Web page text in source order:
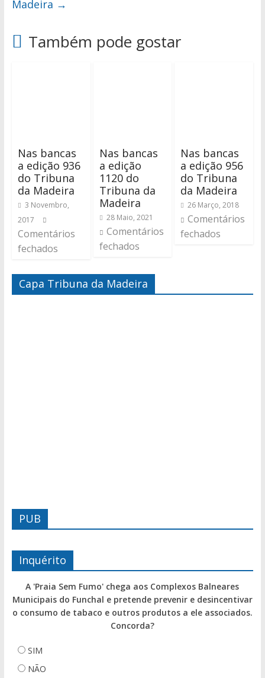
Madeira →
Também pode gostar
Nas bancas
a edição 936
do Tribuna
da Madeira
3 Novembro,
2017
Comentários
fechados
Nas bancas
a edição
1120 do
Tribuna da
Madeira
28 Maio, 2021
Comentários
fechados
Nas bancas
a edição 956
do Tribuna
da Madeira
26 Março, 2018
Comentários
fechados
Capa Tribuna da Madeira
PUB
Inquérito
A 'Praia Sem Fumo' chega aos Complexos Balneares
Municipais do Funchal e pretende prevenir e desincentivar
o consumo de tabaco e outros produtos a ele associados.
Concorda?
SIM
NÃO